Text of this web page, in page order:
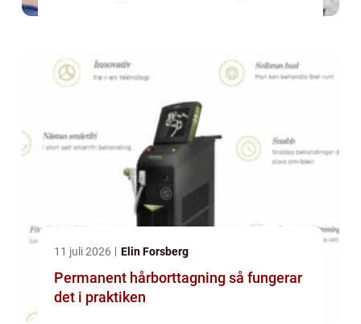
11 juli 2026 Elin Forsberg
Permanent hårborttagning så fungerar
det i praktiken